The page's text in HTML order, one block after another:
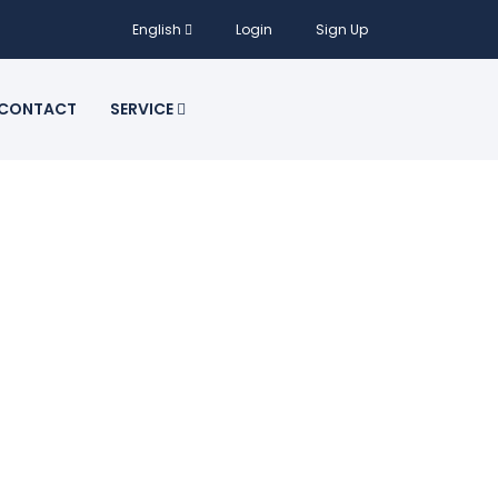
English Login Sign Up
SERVICE